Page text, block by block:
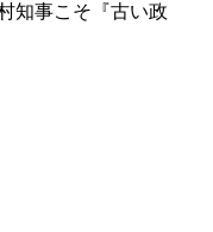
知事こそ『古い政